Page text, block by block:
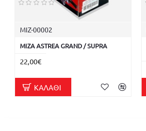
ΜΙΖ-00002
ΜΙΖΑ ASTREA GRAND / SUPRA
22,00€
ΚΑΛΆΘΙ